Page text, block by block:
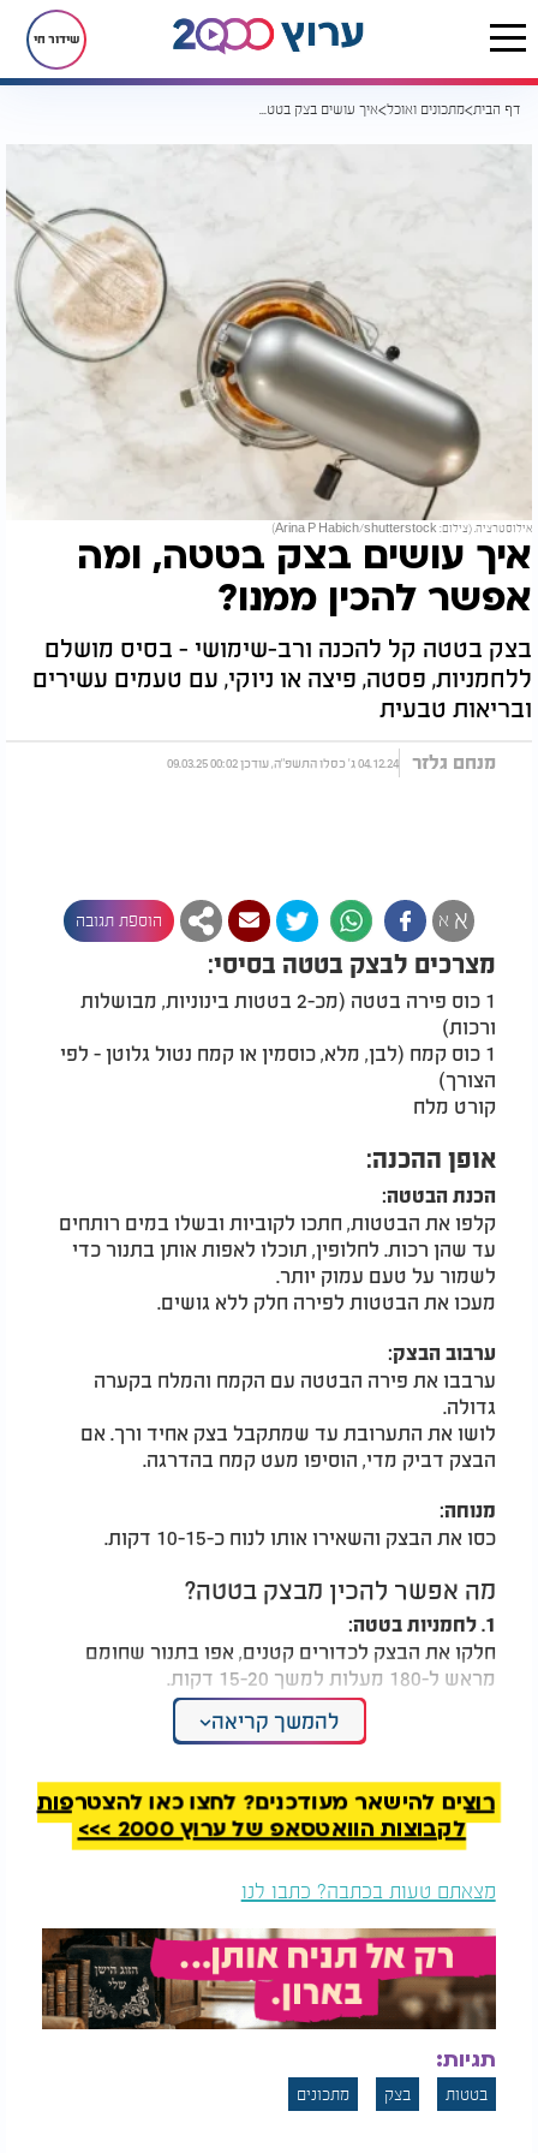
שידור חי
דף הבית מתכונים ואוכל איך עושים בצק בטטה, ומה אפשר להכין ממנו?
אילוסטרציה. (צילום: Arina P Habich/shutterstock)
איך עושים בצק בטטה, ומה
אפשר להכין ממנו?
בצק בטטה קל להכנה ורב-שימושי - בסיס מושלם
ללחמניות, פסטה, פיצה או ניוקי, עם טעמים עשירים
ובריאות טבעית
מנחם גלזר 04.12.24 ג' כסלו התשפ"ה, עודכן 00:02 09.03.25
א א הוספת תגובה
מצרכים לבצק בטטה בסיסי:
1 כוס פירה בטטה (מכ-2 בטטות בינוניות, מבושלות
ורכות)
1 כוס קמח (לבן, מלא, כוסמין או קמח נטול גלוטן - לפי
הצורך)
קורט מלח
אופן ההכנה:
הכנת הבטטה:
קלפו את הבטטות, חתכו לקוביות ובשלו במים רותחים
עד שהן רכות. לחלופין, תוכלו לאפות אותן בתנור כדי
לשמור על טעם עמוק יותר.
מעכו את הבטטות לפירה חלק ללא גושים.
ערבוב הבצק:
ערבבו את פירה הבטטה עם הקמח והמלח בקערה
גדולה.
לושו את התערובת עד שמתקבל בצק אחיד ורך. אם
הבצק דביק מדי, הוסיפו מעט קמח בהדרגה.
מנוחה:
כסו את הבצק והשאירו אותו לנוח כ-10-15 דקות.
מה אפשר להכין מבצק בטטה?
1. לחמניות בטטה:
חלקו את הבצק לכדורים קטנים, אפו בתנור שחומם
מראש ל-180 מעלות למשך 15-20 דקות.
המלצות נוספות
סלק עשיר - ההמתכון
הזה הוא בדיוק מה
שאתם צריכים
מהתנור - נשנוש בריא
וטעים שאי אפשר
להפסיק לאכול
במים רותחים למשך 2-3 דקות.
להמשך קריאה
רוצים להישאר מעודכנים? לחצו כאן להצטרפות
לקבוצות הוואטסאפ של ערוץ 2000 >>>
מצאתם טעות בכתבה? כתבו לנו
תגיות:
בטטות בצק מתכונים